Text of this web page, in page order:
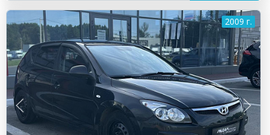
2009 г.